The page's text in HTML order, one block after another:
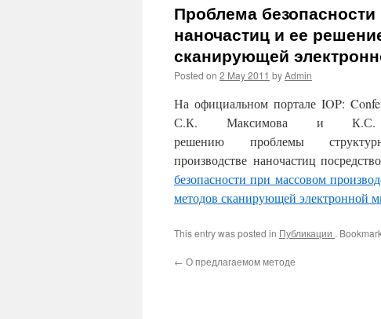
Проблема
наночастиц и ее
сканирующей
Posted on 2 May 2011 byAdmin
На официальном портале IOP:
С.К. Максимова и К.С.
решению проблемы
производстве наночастиц
безопасности при массовом
методов сканирующей электронной
This entry was posted in Публикации .
← О предлагаемом методе